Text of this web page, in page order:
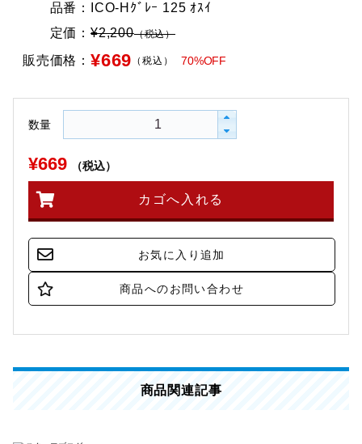
品番：
ICO-Hｸﾞﾚｰ 125 ｵｽｲ
定価： ¥2,200（税込）
販売価格： ¥669 （税込） 70%OFF
数量
¥669 （税込）
商品関連記事